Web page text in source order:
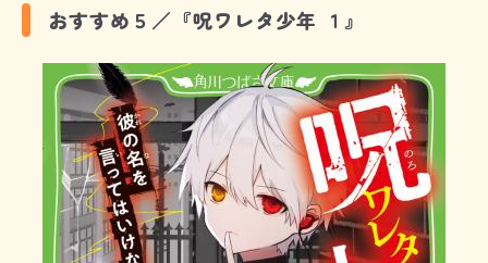
おすすめ５／『呪ワレタ少年 １』